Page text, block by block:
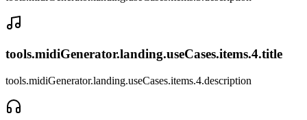
tools.midiGenerator.landing.useCases.items.4.title
tools.midiGenerator.landing.useCases.items.4.description